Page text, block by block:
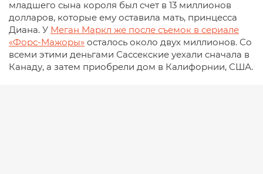
младшего сына короля был счет в 13 миллионов
долларов, которые ему оставила мать, принцесса
Диана. У Меган Маркл же после съемок в сериале
«Форс-Мажоры» осталось около двух миллионов. Со
всеми этими деньгами Сассекские уехали сначала в
Канаду, а затем приобрели дом в Калифорнии, США.